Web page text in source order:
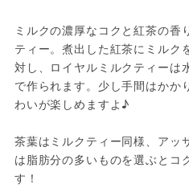
ミルクの濃厚なコクと紅茶の香
ティー。煮出した紅茶にミルク
対し、ロイヤルミルクティーは
で作られます。少し手間はかか
わいが楽しめますよ♪
茶葉はミルクティー同様、アッ
は脂肪分の多いものを選ぶとコ
す！